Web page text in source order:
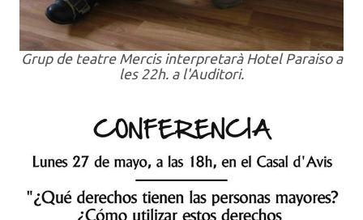
Grup de teatre Mercis interpretarà Hotel Paraiso a
les 22h. a l'Auditori.